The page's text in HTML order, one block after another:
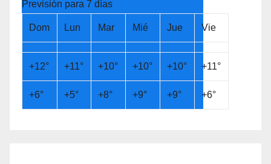
Previsión para 7 días
Dom Lun Mar Mié Jue Vie
+12° +11° +10° +10° +10° +11°
+6° +5° +8° +9° +9° +6°